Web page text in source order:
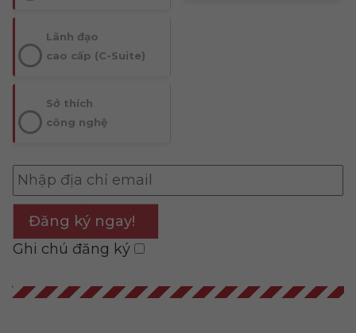
Lãnh đạo
cao cấp (C-Suite)
Sở thích
công nghệ
Đăng ký ngay!
Ghi chú đăng ký